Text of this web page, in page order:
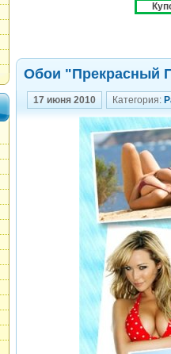
Обои "Прекрасный
17 июня 2010 Категория: